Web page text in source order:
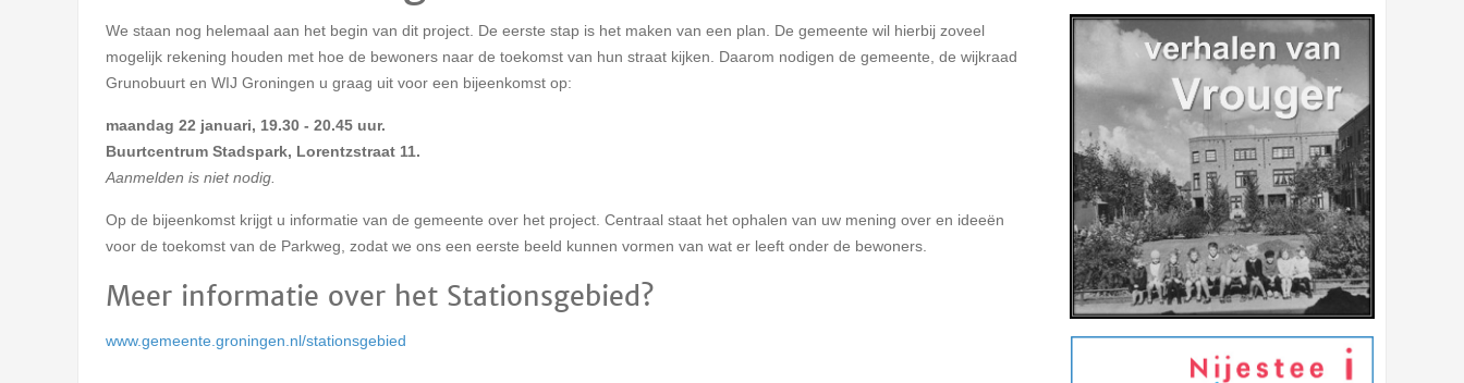
We staan nog helemaal aan het begin van dit project. De eerste stap is het maken van een plan. De gemeente wil hierbij zoveel
mogelijk rekening houden met hoe de bewoners naar de toekomst van hun straat kijken. Daarom nodigen de gemeente, de wijkraad
Grunobuurt en WIJ Groningen u graag uit voor een bijeenkomst op:
maandag 22 januari, 19.30 - 20.45 uur.
Buurtcentrum Stadspark, Lorentzstraat 11.
Aanmelden is niet nodig.
Op de bijeenkomst krijgt u informatie van de gemeente over het project. Centraal staat het ophalen van uw mening over en ideeën
voor de toekomst van de Parkweg, zodat we ons een eerste beeld kunnen vormen van wat er leeft onder de bewoners.
Meer informatie over het Stationsgebied?
www.gemeente.groningen.nl/stationsgebied